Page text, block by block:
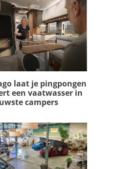
laat je pingpongen
een vaatwasser in
campers